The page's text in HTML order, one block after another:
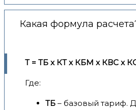
Какая формула
Т = ТБ x КТ x КБМ x КВС x
Где:
ТБ – базовый тариф.